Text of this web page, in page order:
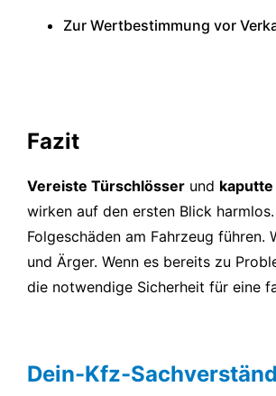
Zur Wertbestimmung vor
Fazit
Vereiste Türschlösser und
wirken auf den ersten Blick
Folgeschäden am Fahrzeug
und Ärger. Wenn es bereits zu
die notwendige Sicherheit für eine
Dein-Kfz-